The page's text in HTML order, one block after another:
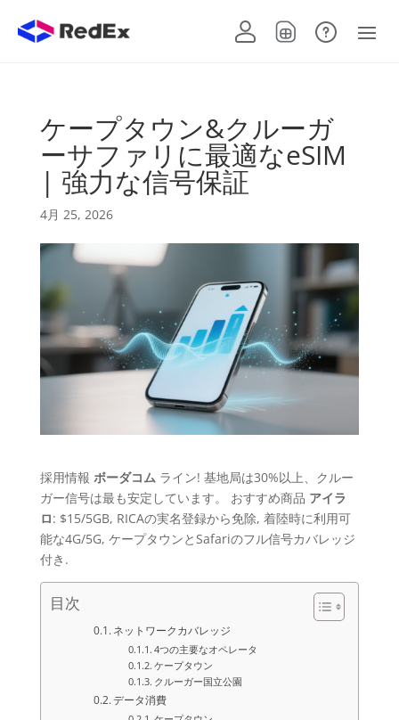
ケープタウン&クルーガ
ーサファリに最適なeSIM
| 強力な信号保証
4月 25, 2026
採用情報 ボーダコムライン! 基地局は30%以上、クルー
ガー信号は最も安定しています。 おすすめ商品 アイラ
ロ: $15/5GB, RICAの実名登録から免除, 着陸時に利用可
能な4G/5G, ケープタウンとSafariのフル信号カバレッジ
付き.
目次
ネットワークカバレッジ
4つの主要なオペレータ
ケープタウン
クルーガー国立公園
データ消費